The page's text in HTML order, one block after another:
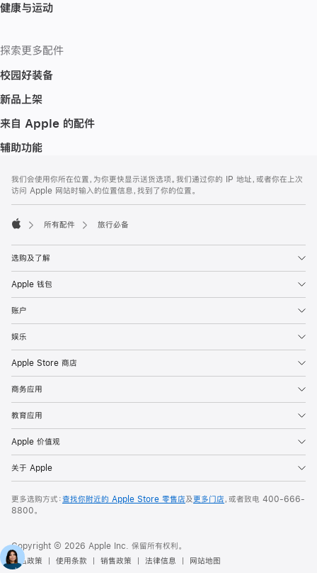
健康与运动
探索更多配件
校园好装备
新品上架
来自 Apple 的配件
辅助功能
页
页
脚
注
我们会使用你所在位置，为你更快显示送货选项。我们通过你的 IP 地址，或者你在上次
访问 Apple 网站时输入的位置信息，找到了你的位置。
所有配件 旅行必备
选购及了解
Apple 钱包
账户
娱乐
Apple Store 商店
商务应用
教育应用
Apple 价值观
关于 Apple
更多选购方式：查找你附近的 Apple Store 零售店及更多门店，或者致电 400-666-
8800。
Copyright © 2026 Apple Inc. 保留所有权利。
隐私政策
使用条款 销售政策 法律信息 网站地图